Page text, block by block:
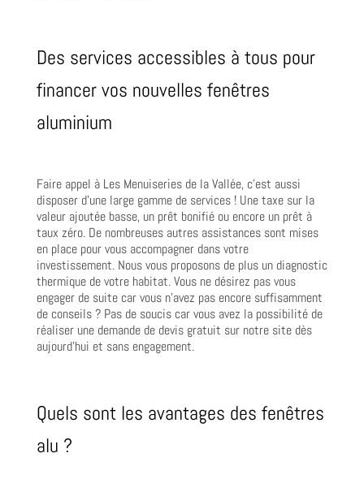
Des services accessibles à tous pour
financer vos nouvelles fenêtres
aluminium
Faire appel à Les Menuiseries de la Vallée, c’est aussi
disposer d’une large gamme de services ! Une taxe sur la
valeur ajoutée basse, un prêt bonifié ou encore un prêt à
taux zéro. De nombreuses autres assistances sont mises
en place pour vous accompagner dans votre
investissement. Nous vous proposons de plus un diagnostic
thermique de votre habitat. Vous ne désirez pas vous
engager de suite car vous n’avez pas encore suffisamment
de conseils ? Pas de soucis car vous avez la possibilité de
réaliser une demande de devis gratuit sur notre site dès
aujourd’hui et sans engagement.
Quels sont les avantages des fenêtres
alu ?